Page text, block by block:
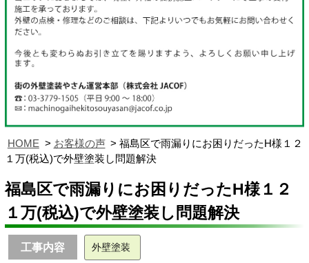
HOME お客様の声
福島区で雨漏りにお困りだったH様１２
１万(税込)で外壁塗装し問題解決
福島区で雨漏りにお困りだったH様１２
１万(税込)で外壁塗装し問題解決
工事内容 外壁塗装